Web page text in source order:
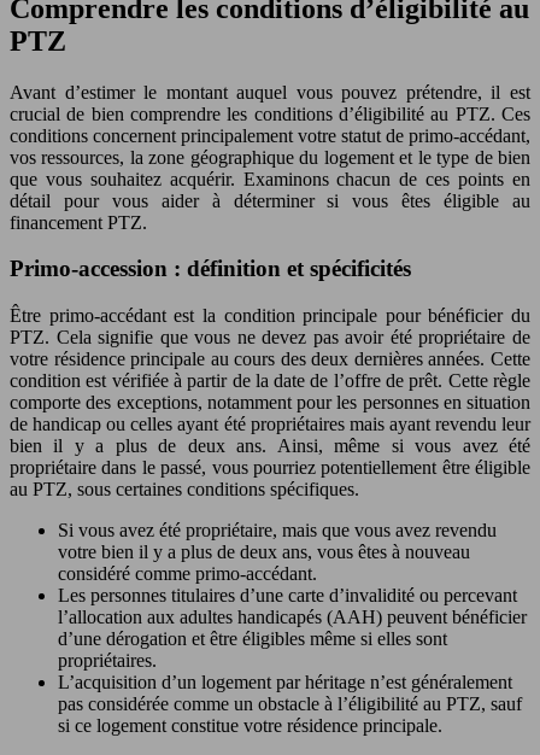
Comprendre les conditions d’éligibilité au
PTZ
Avant d’estimer le montant auquel vous pouvez prétendre, il est
crucial de bien comprendre les conditions d’éligibilité au PTZ. Ces
conditions concernent principalement votre statut de primo-accédant,
vos ressources, la zone géographique du logement et le type de bien
que vous souhaitez acquérir. Examinons chacun de ces points en
détail pour vous aider à déterminer si vous êtes éligible au
financement PTZ.
Primo-accession : définition et spécificités
Être primo-accédant est la condition principale pour bénéficier du
PTZ. Cela signifie que vous ne devez pas avoir été propriétaire de
votre résidence principale au cours des deux dernières années. Cette
condition est vérifiée à partir de la date de l’offre de prêt. Cette règle
comporte des exceptions, notamment pour les personnes en situation
de handicap ou celles ayant été propriétaires mais ayant revendu leur
bien il y a plus de deux ans. Ainsi, même si vous avez été
propriétaire dans le passé, vous pourriez potentiellement être éligible
au PTZ, sous certaines conditions spécifiques.
Si vous avez été propriétaire, mais que vous avez revendu
votre bien il y a plus de deux ans, vous êtes à nouveau
considéré comme primo-accédant.
Les personnes titulaires d’une carte d’invalidité ou percevant
l’allocation aux adultes handicapés (AAH) peuvent bénéficier
d’une dérogation et être éligibles même si elles sont
propriétaires.
L’acquisition d’un logement par héritage n’est généralement
pas considérée comme un obstacle à l’éligibilité au PTZ, sauf
si ce logement constitue votre résidence principale.